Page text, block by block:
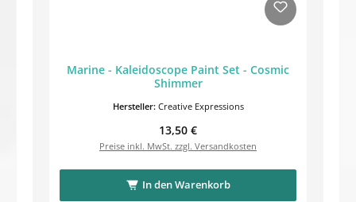
Marine - Kaleidoscope Paint Set - Cosmic
Shimmer
Hersteller: Creative Expressions
Regulärer Preis:
13,50 €
Preise inkl. MwSt. zzgl. Versandkosten
In den Warenkorb